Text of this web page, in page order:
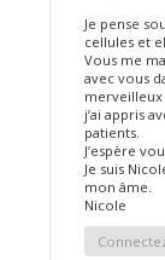
Je pense
cellules et
Vous me
avec vous
merveilleux
j’ai appris
patients.
J’espère
Je suis
mon âme.
Nicole